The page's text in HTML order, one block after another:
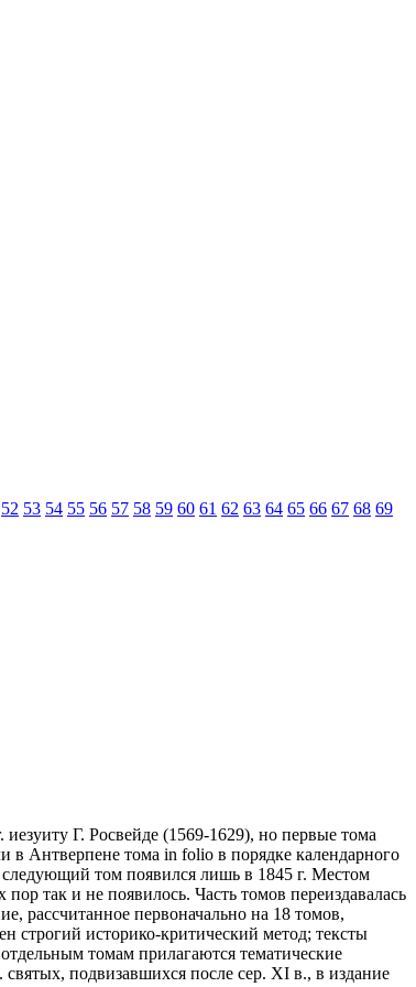
52 53 54 55 56 57 58 59 60 61 62 63 64 65 66 67 68 69
Г. Росвейде (1569-1629), но первые тома
в Антверпене тома in folio в порядке календарного
следующий том появился лишь в 1845 г. Местом
так и не появилось. Часть томов переиздавалась
рассчитанное первоначально на 18 томов,
строгий историко-критический метод; тексты
томам прилагаются тематические
подвизавшихся после сер. XI в., в издание